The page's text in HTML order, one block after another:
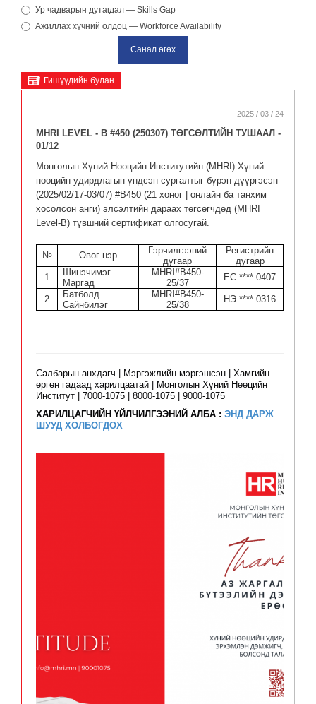
Ур чадварын дутагдал — Skills Gap
Ажиллах хүчний олдоц — Workforce Availability
Гишүүдийн булан
- 2025 / 03 / 24
MHRI LEVEL - B #450 (250307) ТӨГСӨЛТИЙН ТУШААЛ -
01/12
Монголын Хүний Нөөцийн Институтийн (MHRI) Хүний
нөөцийн удирдлагын үндсэн сургалтыг бүрэн дүүргэсэн
(2025/02/17-03/07) #B450 (21 хоног | онлайн ба танхим
хосолсон анги) элсэлтийн дараах төгсөгчдөд (MHRI
Level-B) түвшний сертификат олгосугай.
№ Овог нэр
Гэрчилгээний
дугаар
Регистрийн
дугаар
1
Шинэчимэг
Маргад
MHRI#B450-
25/37
ЕС **** 0407
2
Батболд
Сайнбилэг
MHRI#B450-
25/38
НЭ **** 0316
Салбарын анхдагч | Мэргэжлийн мэргэшсэн | Хамгийн
өргөн гадаад харилцаатай | Монголын Хүний Нөөцийн
Институт | 7000-1075 | 8000-1075 | 9000-1075
ХАРИЛЦАГЧИЙН ҮЙЛЧИЛГЭЭНИЙ АЛБА : ЭНД ДАРЖ
ШУУД ХОЛБОГДОХ